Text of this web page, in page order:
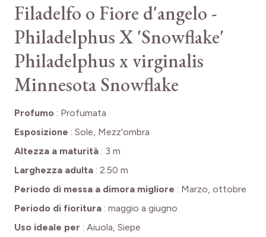
Filadelfo o Fiore d'angelo -
Philadelphus X 'Snowflake'
Philadelphus x virginalis
Minnesota Snowflake
Profumo : Profumata
Esposizione : Sole, Mezz'ombra
Altezza a maturità : 3 m
Larghezza adulta : 2.50 m
Periodo di messa a dimora migliore : Marzo, ottobre
Periodo di fioritura : maggio a giugno
Uso ideale per : Aiuola, Siepe